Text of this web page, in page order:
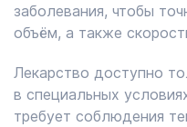
заболевания, чтобы
объём, а также
Лекарство доступно
в специальных
требует соблюдения